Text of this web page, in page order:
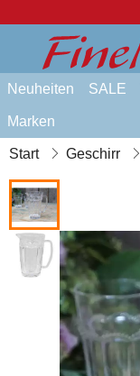
Neuheiten SALE
Marken
Start Geschirr